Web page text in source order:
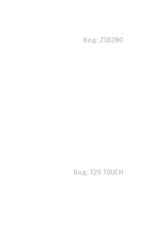
Z18280
720 TOUCH